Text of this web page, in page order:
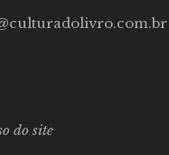
do site